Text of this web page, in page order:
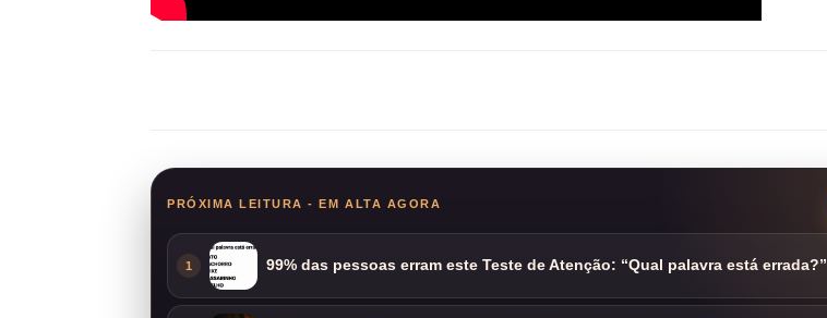
PRÓXIMA LEITURA - EM ALTA AGORA
1 99% das pessoas erram este Teste de Atenção: “Qual palavra está errada?”